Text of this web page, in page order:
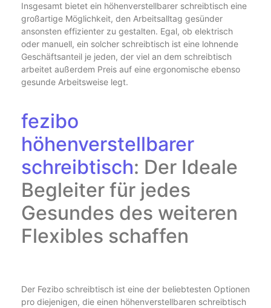
Insgesamt bietet ein höhenverstellbarer schreibtisch eine
großartige Möglichkeit, den Arbeitsalltag gesünder
ansonsten effizienter zu gestalten. Egal, ob elektrisch
oder manuell, ein solcher schreibtisch ist eine lohnende
Geschäftsanteil je jeden, der viel an dem schreibtisch
arbeitet außerdem Preis auf eine ergonomische ebenso
gesunde Arbeitsweise legt.
fezibo
höhenverstellbarer
schreibtisch: Der Ideale
Begleiter für jedes
Gesundes des weiteren
Flexibles schaffen
Der Fezibo schreibtisch ist eine der beliebtesten Optionen
pro diejenigen, die einen höhenverstellbaren schreibtisch